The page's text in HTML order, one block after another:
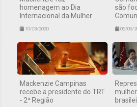
homenagem ao Dia
Internacional da Mulher
10/03/2020
são
06/09/
Mackenzie Campinas
recebe a presidente do TRT
- 2ª Região